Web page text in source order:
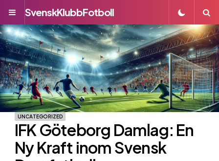
Menu
SvenskKlubbFotboll
UNCATEGORIZED
IFK Göteborg Damlag: En
Ny Kraft inom Svensk